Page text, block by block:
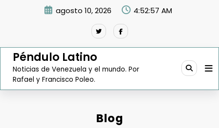
agosto 10, 2026 4:52:58 AM
Péndulo Latino
Noticias de Venezuela y el mundo. Por
Rafael y Francisco Poleo.
Blog